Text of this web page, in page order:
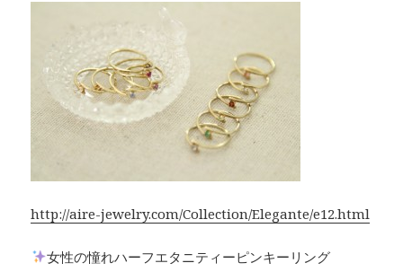
http://aire-jewelry.com/Collection/Elegante/e12.html
女性の憧れハーフエタニティーピンキーリング